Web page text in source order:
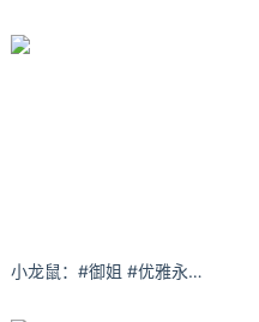
小龙鼠：#御姐 #优雅永不过时 新的一年里祝大家万事顺意，一路生花